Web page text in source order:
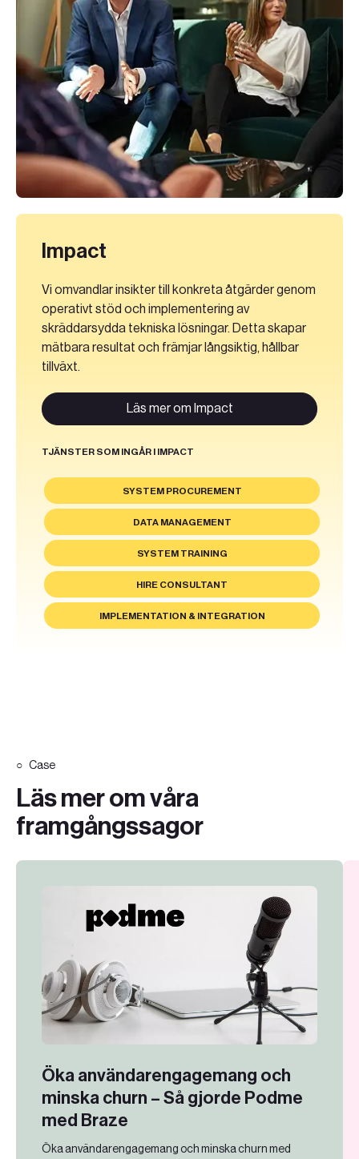
Impact
Vi omvandlar insikter till konkreta åtgärder genom
operativt stöd och implementering av
skräddarsydda tekniska lösningar. Detta skapar
mätbara resultat och främjar långsiktig, hållbar
tillväxt.
Läs mer om Impact
TJÄNSTER SOM INGÅR I IMPACT
SYSTEM PROCUREMENT
DATA MANAGEMENT
SYSTEM TRAINING
HIRE CONSULTANT
IMPLEMENTATION & INTEGRATION
Case
Läs mer om våra
framgångssagor
Öka användarengagemang och
minska churn – Så gjorde Podme
med Braze
Öka användarengagemang och minska churn med